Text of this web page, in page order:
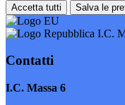
Accetta tutti Salva le
I.C.
Contatti
I.C. Massa 6